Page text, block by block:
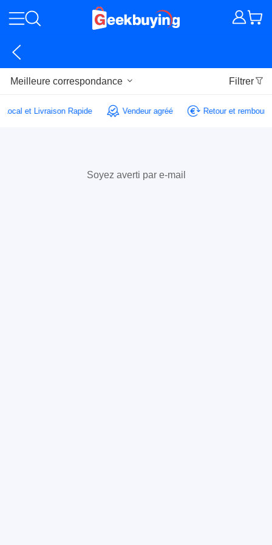
Meilleure correspondance Filtrer
Local et Livraison Rapide Vendeur agréé Retour et
Soyez averti par e-mail